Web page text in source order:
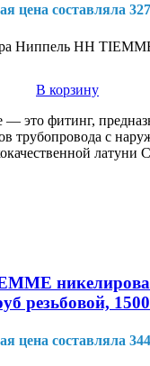
цена составляла
Ниппель HH
В корзину
это фитинг,
трубопровода с
латуни
резьбовой,
цена составляла